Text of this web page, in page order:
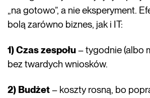
„na gotowo”, a nie eksperyment.
bolą zarówno biznes, jak i IT:
1) Czas zespołu– tygodnie (albo
bez twardych wniosków.
2) Budżet– koszty rosną, bo